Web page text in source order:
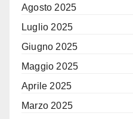
Agosto 2025
Luglio 2025
Giugno 2025
Maggio 2025
Aprile 2025
Marzo 2025